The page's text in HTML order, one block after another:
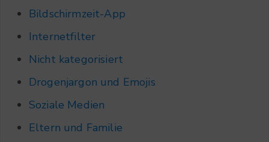
Bildschirmzeit-App
Internetfilter
Nicht kategorisiert
Drogenjargon und Emojis
Soziale Medien
Eltern und Familie